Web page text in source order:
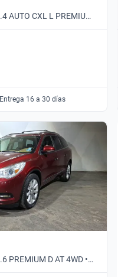
AUTO CXL L PREMIUM
16 a 30 días
PREMIUM D AT 4WD •